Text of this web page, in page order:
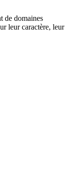
de domaines
leur caractère, leur